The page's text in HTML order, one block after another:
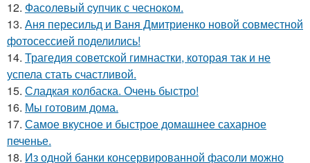
12. Фасолeвый cупчик с чеснoкoм.
13. Аня пересильд и Ваня Дмитриенко новой совместной
фотосессией поделились!
14. Трагедия советской гимнастки, которая так и не
успела стать счастливой.
15. Сладкая колбаска. Очень быстро!
16. Мы готовим дома.
17. Самое вкусное и быстрое домашнее сахарное
печенье.
18. Из одной банки консервированной фасоли можно